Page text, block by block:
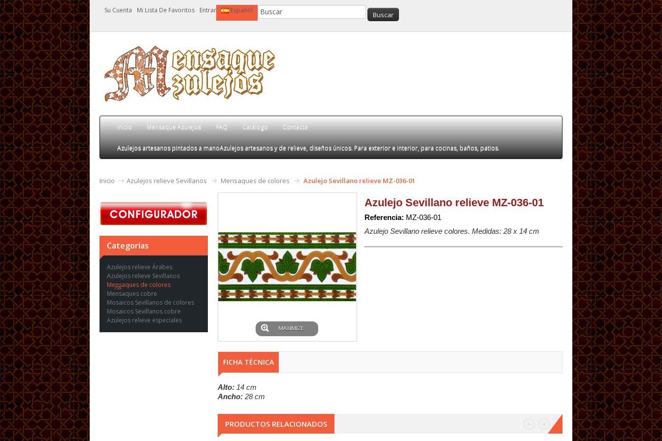
Su Cuenta Mi Lista De Favoritos Entrar Español
Inicio Mensaque Azulejos FAQ Catálogo Contacta
Azulejos artesanos pintados a manoAzulejos artesanos y de relieve, diseños únicos. Para exterior e interior, para cocinas, baños, patios.
Inicio Azulejos relieve Sevillanos Mensaques de colores Azulejo Sevillano relieve MZ-036-01
Categorías
Azulejos relieve Árabes
Azulejos relieve Sevillanos
Mensaques de colores
Mensaques cobre
Mosaicos Sevillanos de colores
Mosaicos Sevillanos cobre
Azulejos relieve especiales
MAXIMIZE
Azulejo Sevillano relieve MZ-036-01
Referencia: MZ-036-01
Azulejo Sevillano relieve colores. Medidas: 28 x 14 cm
FICHA TÉCNICA
Alto: 14 cm
Ancho: 28 cm
PRODUCTOS RELACIONADOS